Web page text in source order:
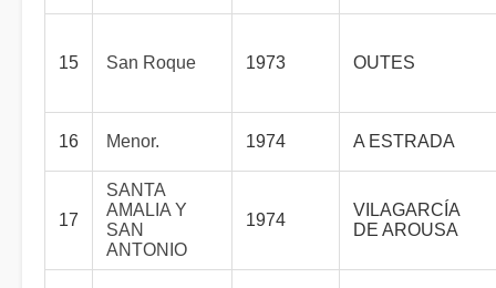
15 San Roque 1973 OUTES
16 Menor. 1974 A ESTRADA
17
SANTA
AMALIA Y
SAN
ANTONIO
1974
VILAGARCÍA
DE AROUSA